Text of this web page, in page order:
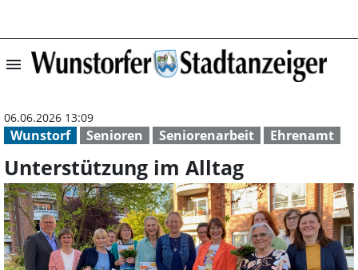
menu Unterstützung
Wunstorf Senioren Seniorenarbeit Ehrenamt
06.06.2026 13:09
Unterstützung im Alltag